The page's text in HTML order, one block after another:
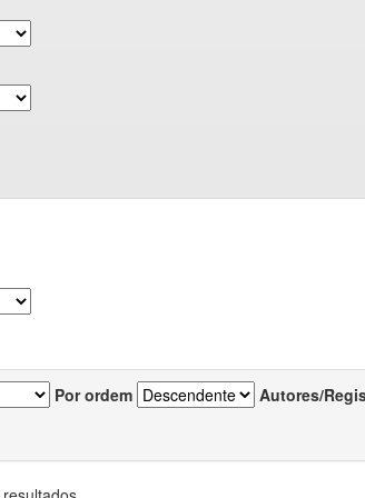
Por ordem Autores/